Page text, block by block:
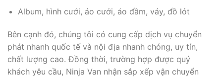
Album, hình cưới, áo cưới, áo đầm, váy, đồ lót
Bên cạnh đó, chúng tôi có cung cấp dịch vụ chuyển
phát nhanh quốc tế và nội địa nhanh chóng, uy tín,
chất lượng cao. Đồng thời, trường hợp được quý
khách yêu cầu, Ninja Van nhận sắp xếp vận chuyển